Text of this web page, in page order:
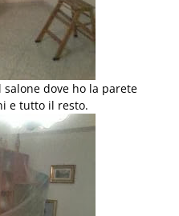
salone dove ho la parete
e tutto il resto.